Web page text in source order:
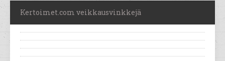
Kertoimet.com veikkausvinkkejä